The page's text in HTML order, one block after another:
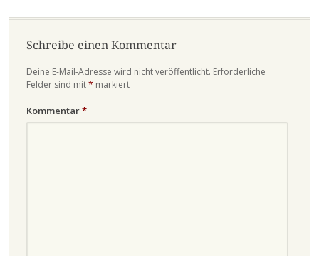
Schreibe einen Kommentar
Deine E-Mail-Adresse wird nicht veröffentlicht. Erforderliche
Felder sind mit* markiert
Kommentar*